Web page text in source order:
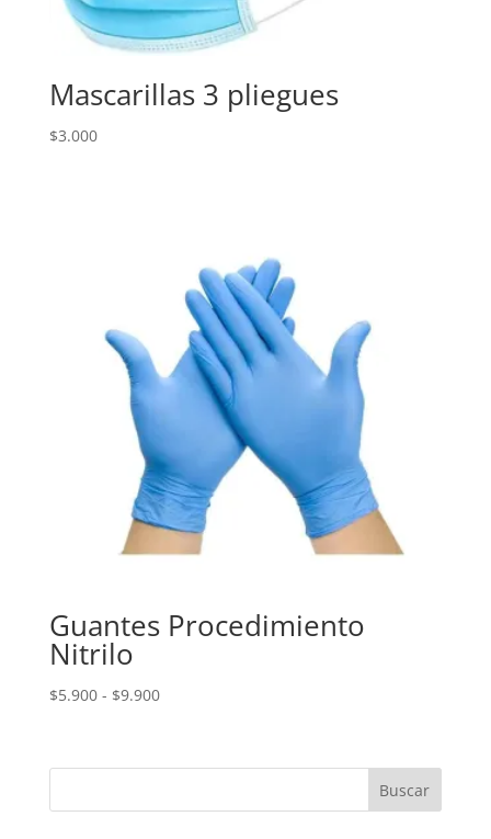
Mascarillas 3 pliegues
$3.000
Guantes Procedimiento
Nitrilo
$5.900 - $9.900Rango
desde